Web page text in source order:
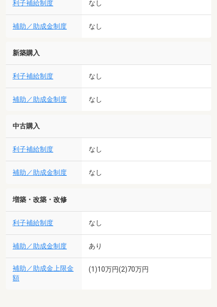
利子補給制度 なし
補助／助成金制度 なし
新築購入
利子補給制度 なし
補助／助成金制度 なし
中古購入
利子補給制度 なし
補助／助成金制度 なし
増築・改築・改修
利子補給制度 なし
補助／助成金制度 あり
補助／助成金上限金
額
(1)10万円(2)70万円